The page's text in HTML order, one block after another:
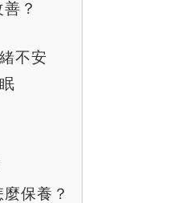
？
不安
保養？